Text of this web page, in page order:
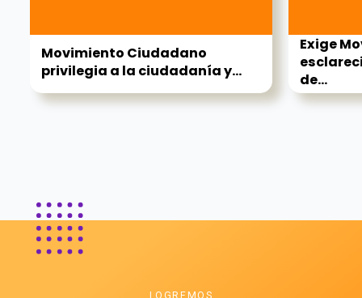
Movimiento Ciudadano
privilegia a la ciudadanía y...
Exige
de...
LOGREMOS